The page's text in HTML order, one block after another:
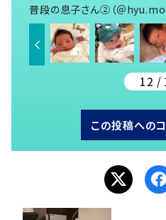
普段の息子さん②（＠
12 /
この投稿への